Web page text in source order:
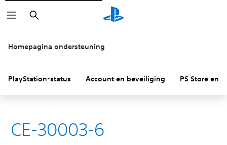
Zoeken
Homepagina ondersteuning
PlayStation-status Account en beveiliging PS Store en
CE-30003-6